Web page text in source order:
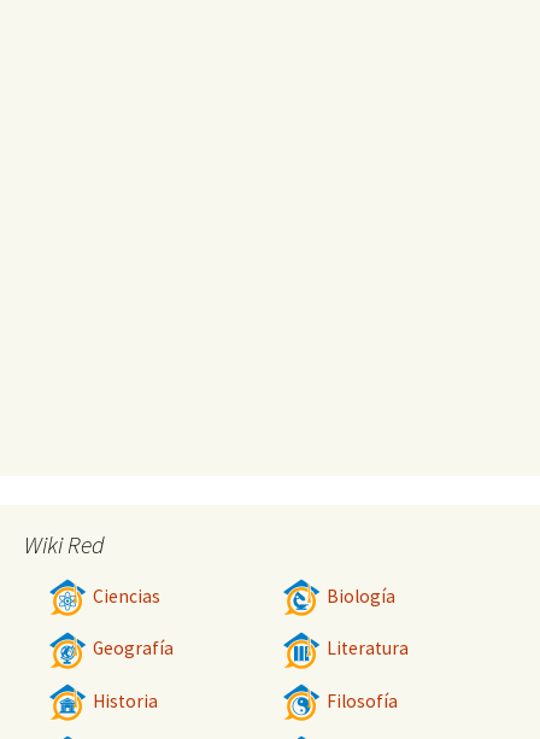
Wiki Red
Ciencias Biología
Geografía Literatura
Historia Filosofía